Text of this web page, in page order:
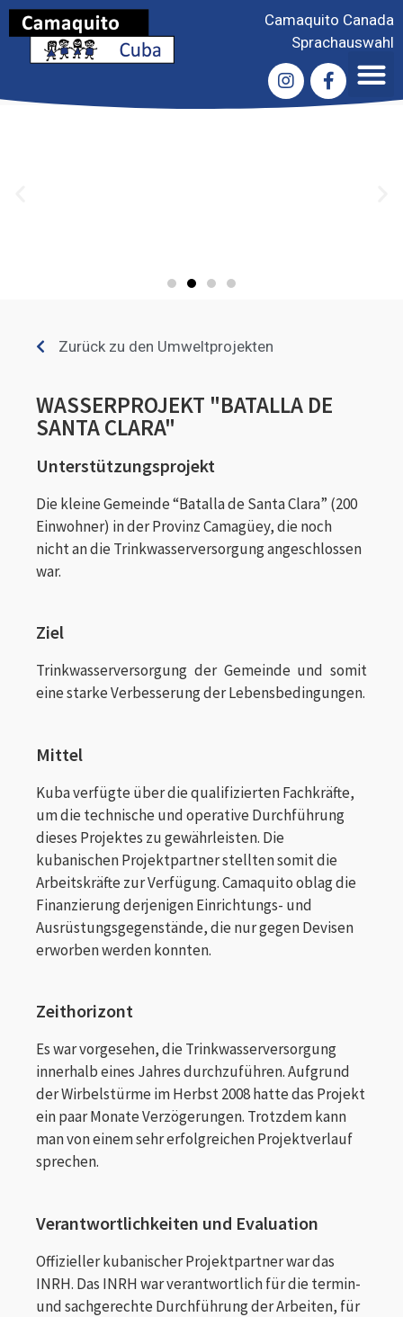
Camaquito Canada
Sprachauswahl
Zurück zu den Umweltprojekten
WASSERPROJEKT "BATALLA DE
SANTA CLARA"
Unterstützungsprojekt
Die kleine Gemeinde “Batalla de Santa Clara” (200
Einwohner) in der Provinz Camagüey, die noch
nicht an die Trinkwasserversorgung angeschlossen
war.
Ziel
Trinkwasserversorgung der Gemeinde und somit
eine starke Verbesserung der Lebensbedingungen.
Mittel
Kuba verfügte über die qualifizierten Fachkräfte,
um die technische und operative Durchführung
dieses Projektes zu gewährleisten. Die
kubanischen Projektpartner stellten somit die
Arbeitskräfte zur Verfügung. Camaquito oblag die
Finanzierung derjenigen Einrichtungs- und
Ausrüstungsgegenstände, die nur gegen Devisen
erworben werden konnten.
Zeithorizont
Es war vorgesehen, die Trinkwasserversorgung
innerhalb eines Jahres durchzuführen. Aufgrund
der Wirbelstürme im Herbst 2008 hatte das Projekt
ein paar Monate Verzögerungen. Trotzdem kann
man von einem sehr erfolgreichen Projektverlauf
sprechen.
Verantwortlichkeiten und Evaluation
Offizieller kubanischer Projektpartner war das
INRH. Das INRH war verantwortlich für die termin-
und sachgerechte Durchführung der Arbeiten, für